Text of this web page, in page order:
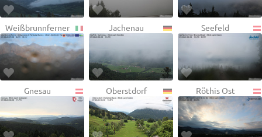
Weißbrunnferner Jachenau Seefeld
Gnesau Oberstdorf Röthis Ost